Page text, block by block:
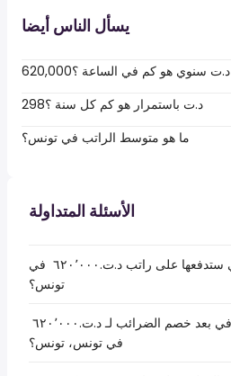
يسأل الناس أيضا
620,000د.ت سنوي هو كم في الساعة ؟
298د.ت باستمرار هو كم كل سنة ؟
ما هو متوسط الراتب في تونس؟
الأسئلة المتداولة
ما مقدار الضريبة التي ستدفعها على راتب د.ت.‏٦٢٠٬٠٠٠ ‏ في
تونس؟
في تونس، تونس؟